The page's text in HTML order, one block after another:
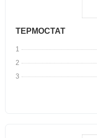
ТЕРМОСТАТ
1
2
3